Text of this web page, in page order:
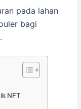
pada lahan
bagi
NFT